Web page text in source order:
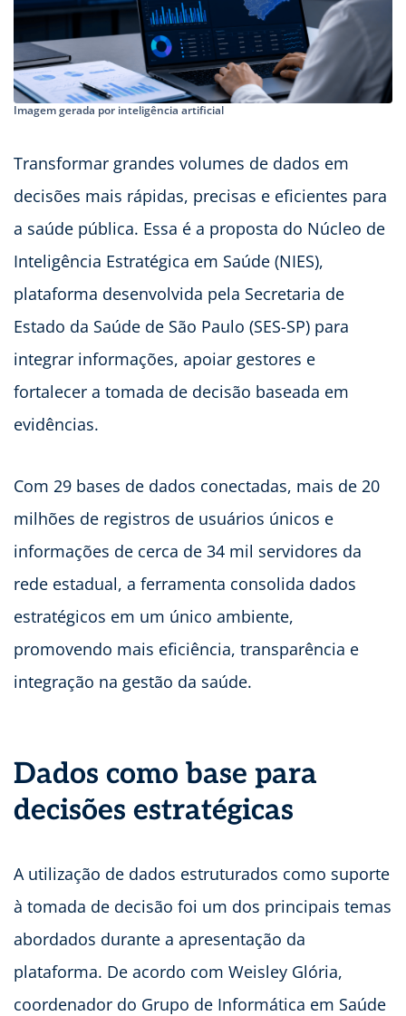
Imagem gerada por inteligência artificial
Transformar grandes volumes de dados em
decisões mais rápidas, precisas e eficientes para
a saúde pública. Essa é a proposta do Núcleo de
Inteligência Estratégica em Saúde (NIES),
plataforma desenvolvida pela Secretaria de
Estado da Saúde de São Paulo (SES-SP) para
integrar informações, apoiar gestores e
fortalecer a tomada de decisão baseada em
evidências.
Com 29 bases de dados conectadas, mais de 20
milhões de registros de usuários únicos e
informações de cerca de 34 mil servidores da
rede estadual, a ferramenta consolida dados
estratégicos em um único ambiente,
promovendo mais eficiência, transparência e
integração na gestão da saúde.
Dados como base para
decisões estratégicas
A utilização de dados estruturados como suporte
à tomada de decisão foi um dos principais temas
abordados durante a apresentação da
plataforma. De acordo com Weisley Glória,
coordenador do Grupo de Informática em Saúde